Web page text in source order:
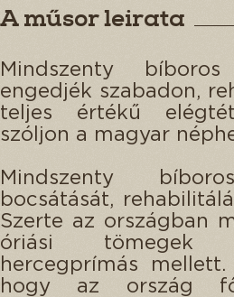
A műsor leirata
Mindszenty
engedjék szabadon,
teljes értékű
szóljon a magyar
Mindszenty
bocsátását,
Szerte az országban
óriási tömegek
hercegprímás
hogy az ország